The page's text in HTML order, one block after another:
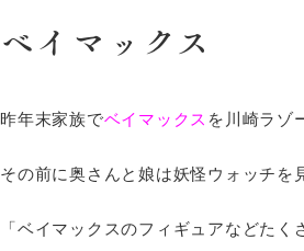
ベイマックス
昨年末家族でベイマックス を川崎ラゾ
その前に奥さんと娘は妖怪ウォッチを
「ベイマックスのフィギュアなどたく